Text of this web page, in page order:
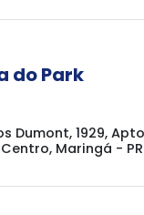
do Park
Dumont, 1929,
Maringá - PR